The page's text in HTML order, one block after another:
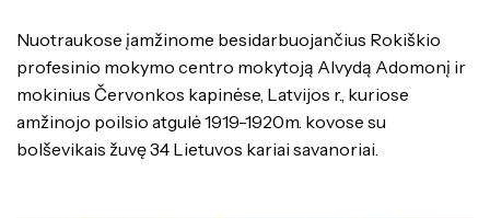
Nuotraukose įamžinome besidarbuojančius Rokiškio
profesinio mokymo centro mokytoją Alvydą Adomonį ir
mokinius Červonkos kapinėse, Latvijos r., kuriose
amžinojo poilsio atgulė 1919-1920m. kovose su
bolševikais žuvę 34 Lietuvos kariai savanoriai.